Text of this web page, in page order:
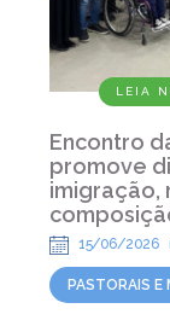
LEIA
Encontro
promove
imigração,
15/06/2026
PASTORAIS E